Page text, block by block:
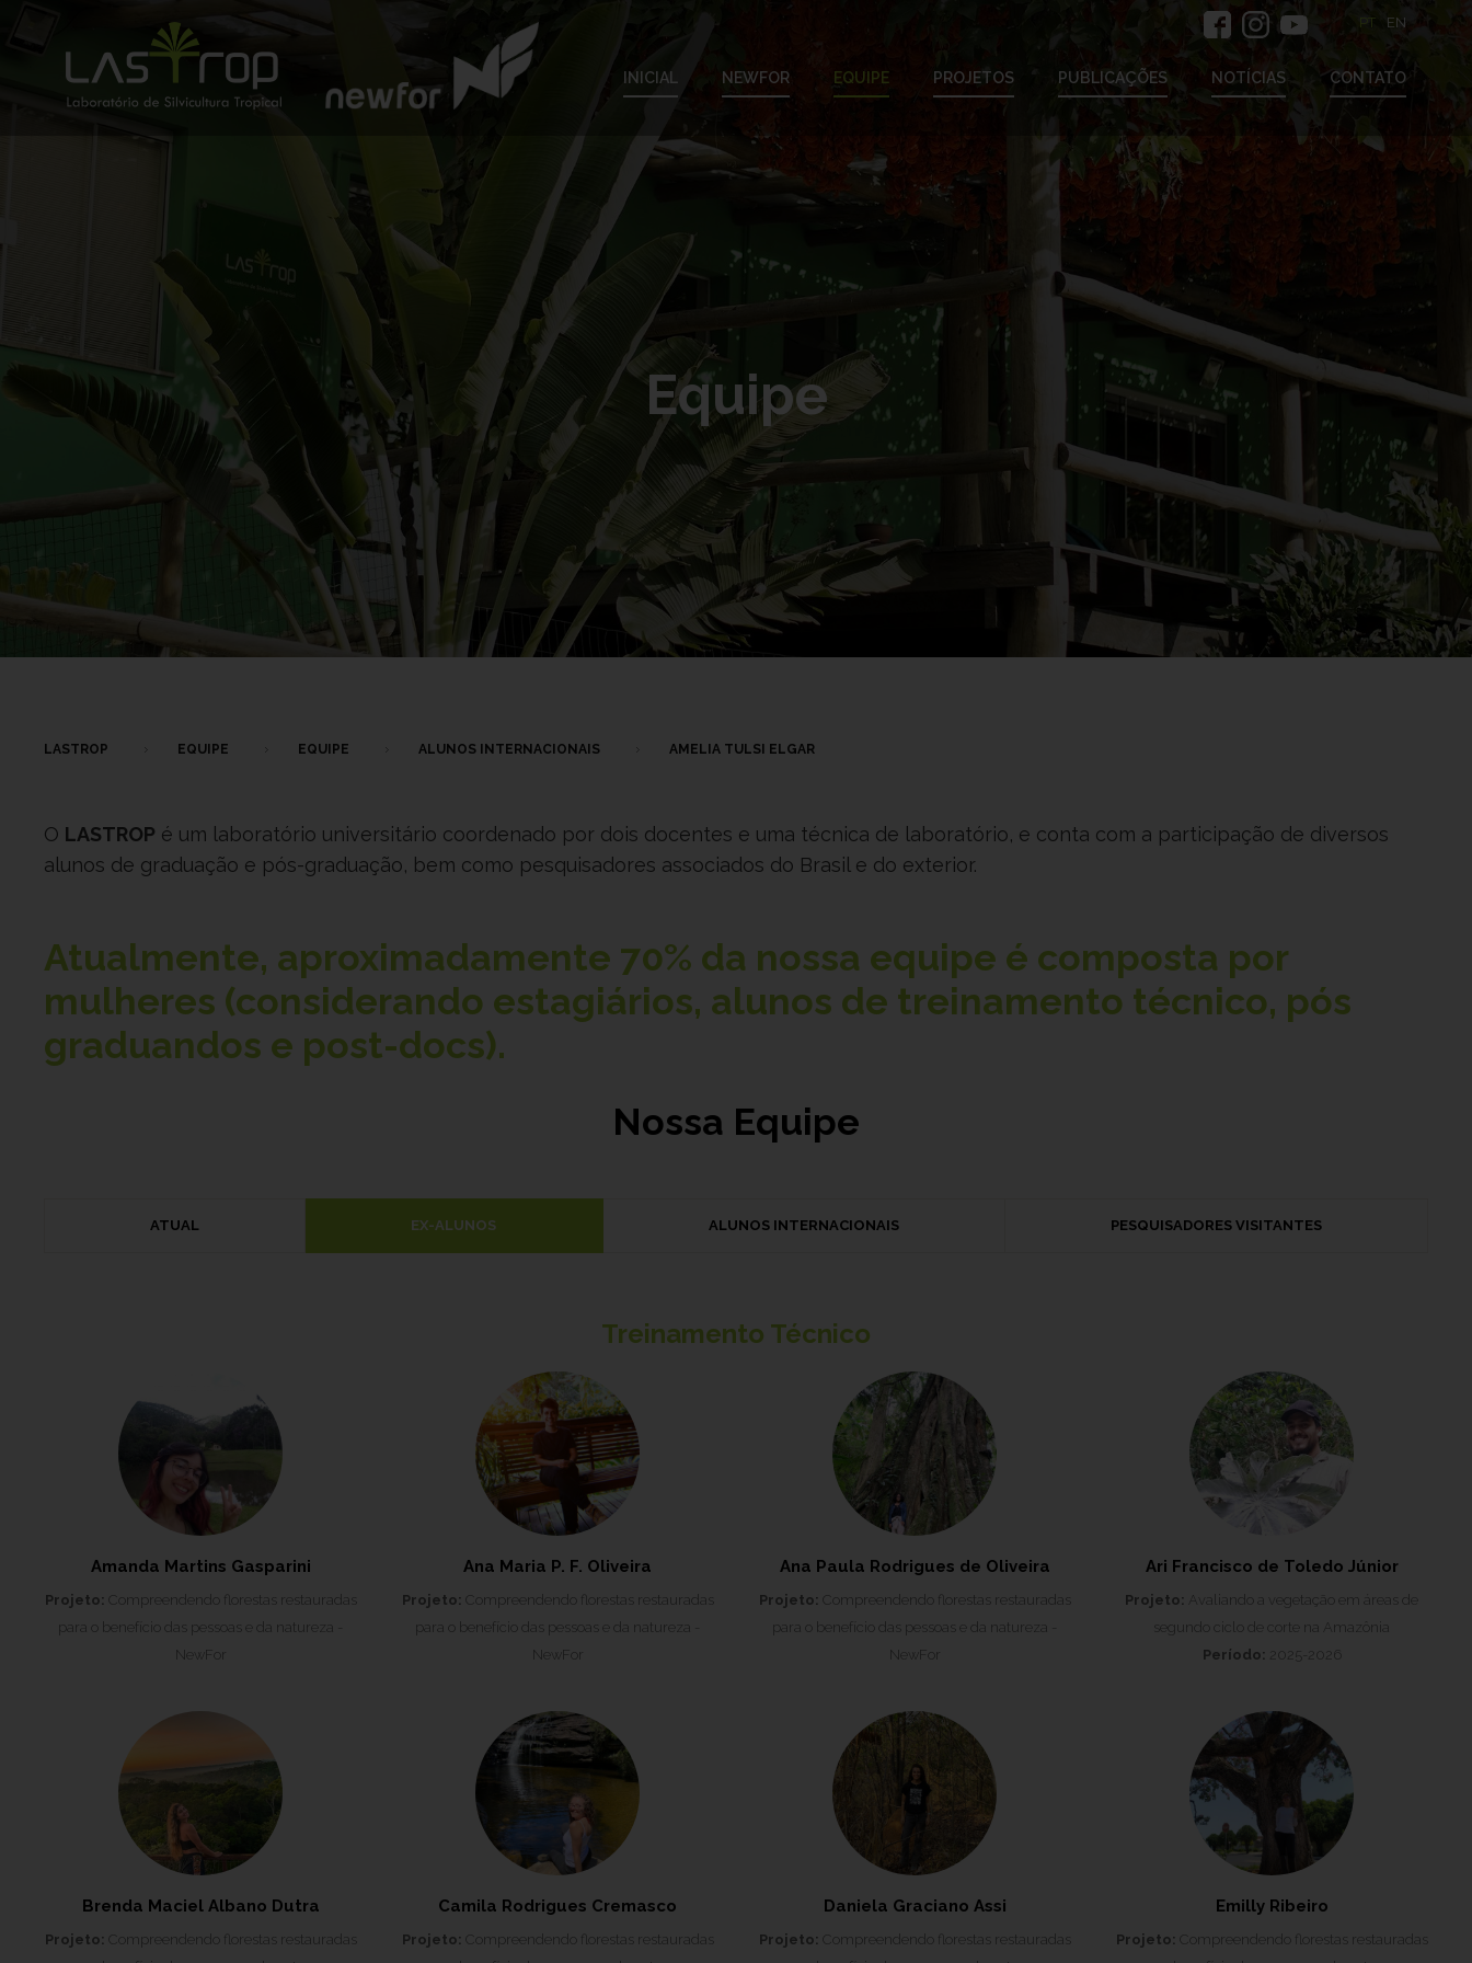
INICIAL NEWFOR EQUIPE PROJETOS PUBLICAÇÕES NOTÍCIAS CONTATO
PT EN
Equipe
LASTROP EQUIPE EQUIPE ALUNOS INTERNACIONAIS AMELIA TULSI ELGAR
O LASTROP é um laboratório universitário coordenado por dois docentes e uma técnica de laboratório, e conta com a participação de diversos
alunos de graduação e pós-graduação, bem como pesquisadores associados do Brasil e do exterior.
Atualmente, aproximadamente 70% da nossa equipe é composta por
mulheres (considerando estagiários, alunos de treinamento técnico, pós
graduandos e post-docs).
Nossa Equipe
ATUAL EX-ALUNOS ALUNOS INTERNACIONAIS PESQUISADORES VISITANTES
Treinamento Técnico
Amanda Martins Gasparini
Projeto: Compreendendo florestas restauradas
para o benefício das pessoas e da natureza -
NewFor
Ana Maria P. F. Oliveira
Projeto: Compreendendo florestas restauradas
para o benefício das pessoas e da natureza -
NewFor
Ana Paula Rodrigues de Oliveira
Projeto: Compreendendo florestas restauradas
para o benefício das pessoas e da natureza -
NewFor
Ari Francisco de Toledo Júnior
Projeto: Avaliando a vegetação em áreas de
segundo ciclo de corte na Amazônia
Período: 2025-2026
Brenda Maciel Albano Dutra
Projeto: Compreendendo florestas restauradas
Camila Rodrigues Cremasco
Projeto: Compreendendo florestas restauradas
Daniela Graciano Assi
Projeto: Compreendendo florestas restauradas
Emilly Ribeiro
Projeto: Compreendendo florestas restauradas